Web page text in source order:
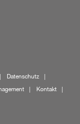
Datenschutz
Kontakt